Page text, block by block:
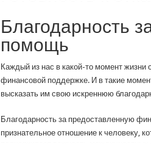
Благодарность
помощь
Каждый из нас в какой-то момент жизни
финансовой поддержке. И в такие
высказать им свою искреннюю
Благодарность за предоставленную
признательное отношение к человеку,